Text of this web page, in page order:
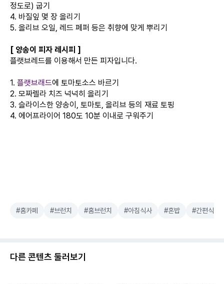
정도로) 굽기
4. 바질잎 몇 장 올리기
5. 올리브 오일, 레드 페퍼 등은 취향에 맞게 뿌리기
[ 양송이 피자 레시피 ]
플랫브레드를 이용해서 만든 피자입니다.
1. 플랫브래드에 토마토소스 바르기
2. 모짜렐라 치즈 넉넉히 올리기
3. 슬라이스한 양송이, 토마토, 올리브 등의 재료 토핑
4. 에어프라이어 180도 10분 이내로 구워주기
#홈카페 #브런치 #홈브런치 #아침식사 #혼밥 #간편식
다른 콘텐츠 둘러보기